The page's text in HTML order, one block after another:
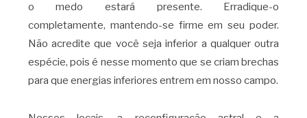
o medo estará presente. Erradique-o
completamente, mantendo-se firme em seu poder.
Não acredite que você seja inferior a qualquer outra
espécie, pois é nesse momento que se criam brechas
para que energias inferiores entrem em nosso campo.